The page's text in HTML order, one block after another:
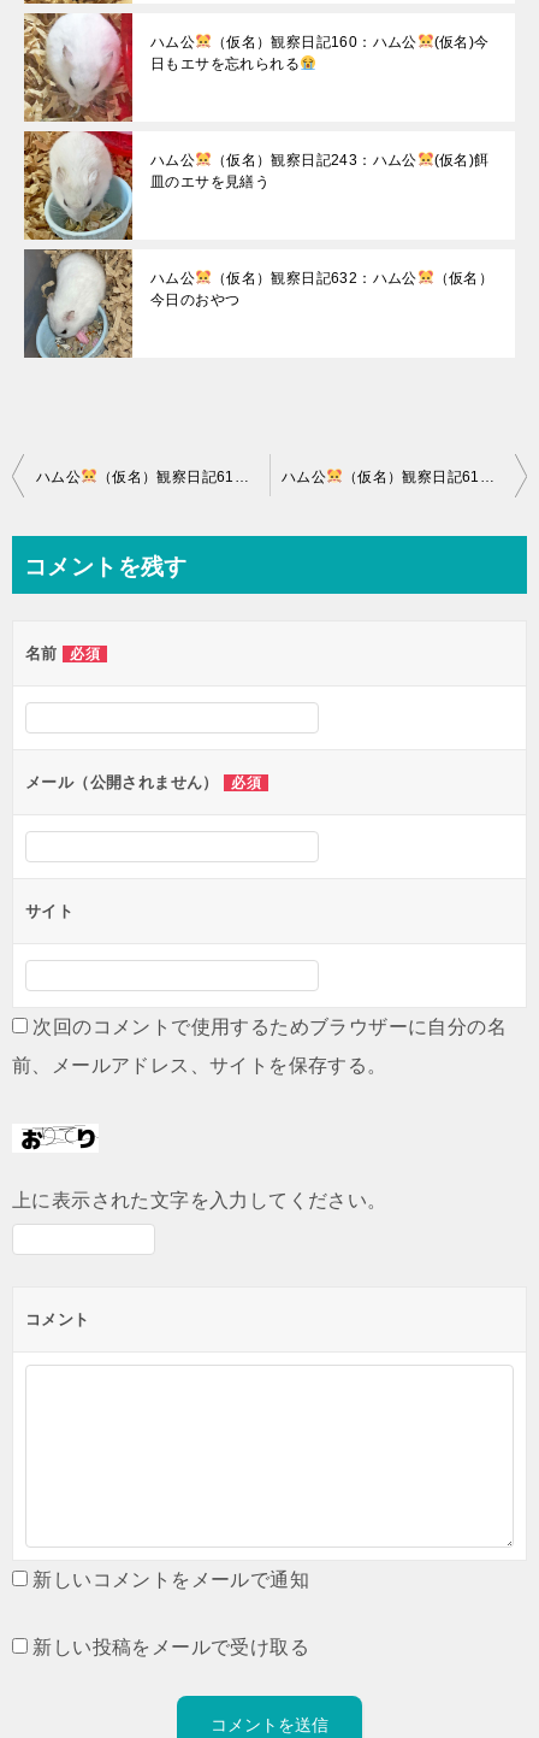
ハム公 （仮名）観察日記160：ハム公
(仮名)今
日もエサを忘れられる
ハム公 （仮名）観察日記243：ハム公
(仮名)餌
皿のエサを見繕う
ハム公 （仮名）観察日記632：ハム公
（仮名）
今日のおやつ
投
ビ
ー
シ
ン
ハム公 （仮名）観察日記615：ハム公 （仮名）今日の夜遊び
ハム公 （仮名）観察日記617：ハム公
コメントを残す
名前 必須
メール（公開されません） 必須
サイト
次回のコメントで使用するためブラウザーに自分の名
前、メールアドレス、サイトを保存する。
上に表示された文字を入力してください。
コメント
新しいコメントをメールで通知
新しい投稿をメールで受け取る